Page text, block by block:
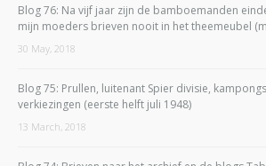
Blog 76: Na vijf jaar zijn de bamboemanden
mijn moeders brieven nooit in het theemeubel
30 May, 2018
Blog 75: Prullen, luitenant Spier divisie,
verkiezingen (eerste helft juli 1948)
13 March, 2018